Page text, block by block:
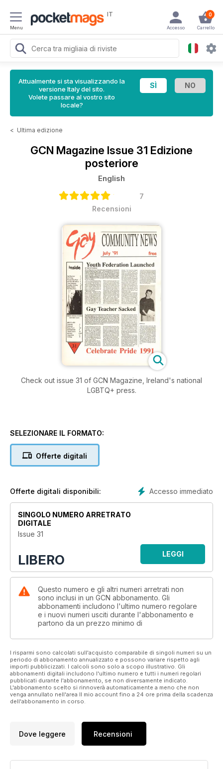
Menu
IT 0
Carrello
Accesso
Attualmente si sta visualizzando la
versione Italy del sito.
Volete passare al vostro sito
locale?
< Ultima edizione
GCN Magazine Issue 31 Edizione
posteriore
English
7
Recensioni
Check out issue 31 of GCN Magazine, Ireland's national
LGBTQ+ press.
SELEZIONARE IL FORMATO:
Offerte digitali
Accesso immediato
Offerte digitali disponibili:
SINGOLO NUMERO ARRETRATO
DIGITALE
Issue 31
LIBERO LEGGI
Questo numero e gli altri numeri arretrati non
sono inclusi in un GCN abbonamento. Gli
abbonamenti includono l'ultimo numero regolare
e i nuovi numeri usciti durante l'abbonamento e
partono da un prezzo minimo di
I risparmi sono calcolati sull'acquisto comparabile di singoli numeri su un
periodo di abbonamento annualizzato e possono variare rispetto agli
importi pubblicizzati. I calcoli sono solo a scopo illustrativo. Gli
abbonamenti digitali includono l'ultimo numero e tutti i numeri regolari
pubblicati durante l'abbonamento, se non diversamente indicato.
L'abbonamento scelto si rinnoverà automaticamente a meno che non
venga annullato nell'area Il mio account fino a 24 ore prima della scadenza
dell'abbonamento in corso.
Dove leggere Recensioni